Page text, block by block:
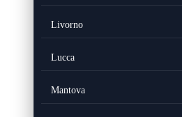
Livorno
Lucca
Mantova